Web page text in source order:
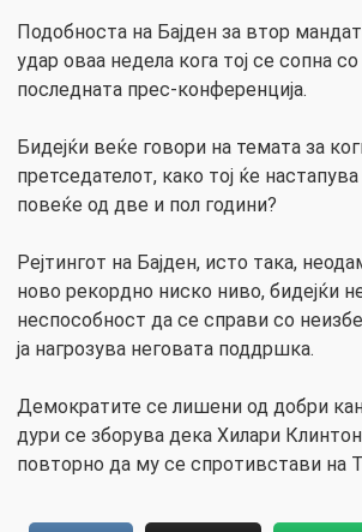
Подобноста на Бајден за втор
удар оваа недела кога тој се сопна
последната прес-конференција.
Бидејќи веќе говори на темата за
претседателот, како тој ќе
повеќе од две и пол години?
Рејтингот на Бајден, исто така,
ново рекордно ниско ниво, бидејќи
неспособност да се справи со
ја нагрозува неговата поддршка.
Демократите се лишени од добри
дури се зборува дека Хилари
повторно да му се спротивстави на